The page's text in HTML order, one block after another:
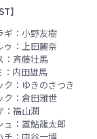
】
ギ：小野友樹
ゥ：上田麗奈
：斉藤壮馬
：内田雄馬
ク：ゆきのさつき
ク：倉田雅世
：福山潤
ュ：置鮎龍太郎